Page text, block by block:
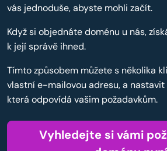
vás jednoduše, abyste mohli začít.
Když si objednáte doménu u nás,
k její správě ihned.
Tímto způsobem můžete s několika
vlastní e-mailovou adresu, a
která odpovídá vašim požadavkům.
Vyhledejte si vámi